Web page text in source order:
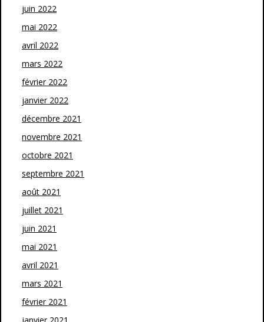
juin 2022
mai 2022
avril 2022
mars 2022
février 2022
janvier 2022
décembre 2021
novembre 2021
octobre 2021
septembre 2021
août 2021
juillet 2021
juin 2021
mai 2021
avril 2021
mars 2021
février 2021